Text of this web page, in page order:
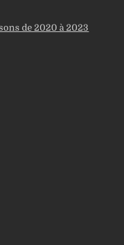
de 2020 à 2023